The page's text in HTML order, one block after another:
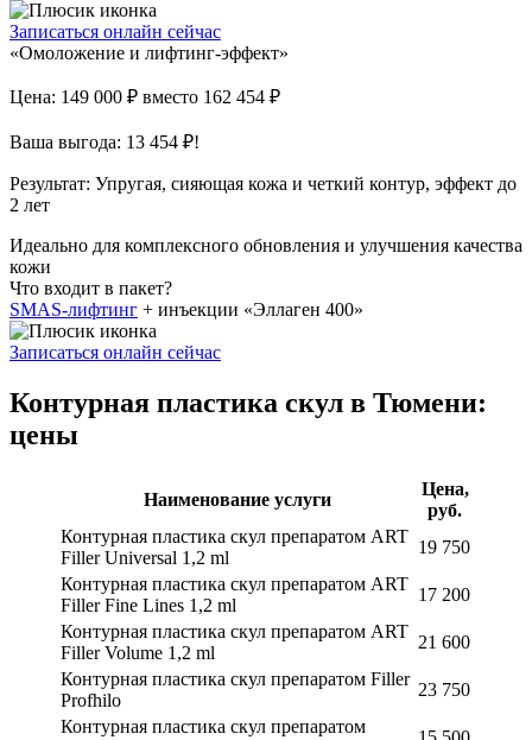
Записаться онлайн сейчас
«Омоложение и лифтинг-эффект»
Цена: 149 000 ₽ вместо 162 454 ₽
Ваша выгода: 13 454 ₽!
Результат: Упругая, сияющая кожа и четкий контур, эффект до
2 лет
Идеально для комплексного обновления и улучшения качества
кожи
Что входит в пакет?
SMAS-лифтинг + инъекции «Эллаген 400»
Записаться онлайн сейчас
Контурная пластика скул в Тюмени:
цены
Наименование услуги
Цена,
руб.
Контурная пластика скул препаратом ART
Filler Universal 1,2 ml
19 750
Контурная пластика скул препаратом ART
Filler Fine Lines 1,2 ml
17 200
Контурная пластика скул препаратом ART
Filler Volume 1,2 ml
21 600
Контурная пластика скул препаратом Filler
Profhilo
23 750
Контурная пластика скул препаратом